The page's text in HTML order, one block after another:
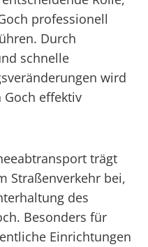
professionell
Durch
schnelle
wird
Goch effektiv
trägt
Straßenverkehr bei,
des
Besonders für
Einrichtungen